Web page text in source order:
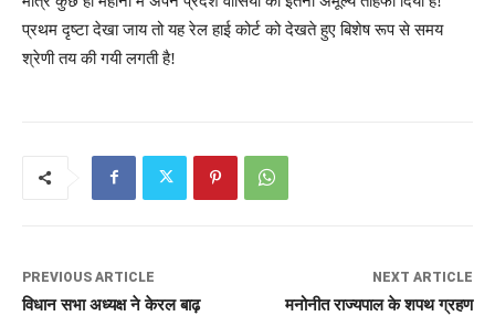
प्रथम दृष्टा देखा जाय तो यह रेल हाई कोर्ट को देखते हुए बिशेष रूप से समय
श्रेणी तय की गयी लगती है!
PREVIOUS ARTICLE
विधान सभा अध्यक्ष ने केरल बाढ़
NEXT ARTICLE
मनोनीत राज्यपाल के शपथ ग्रहण